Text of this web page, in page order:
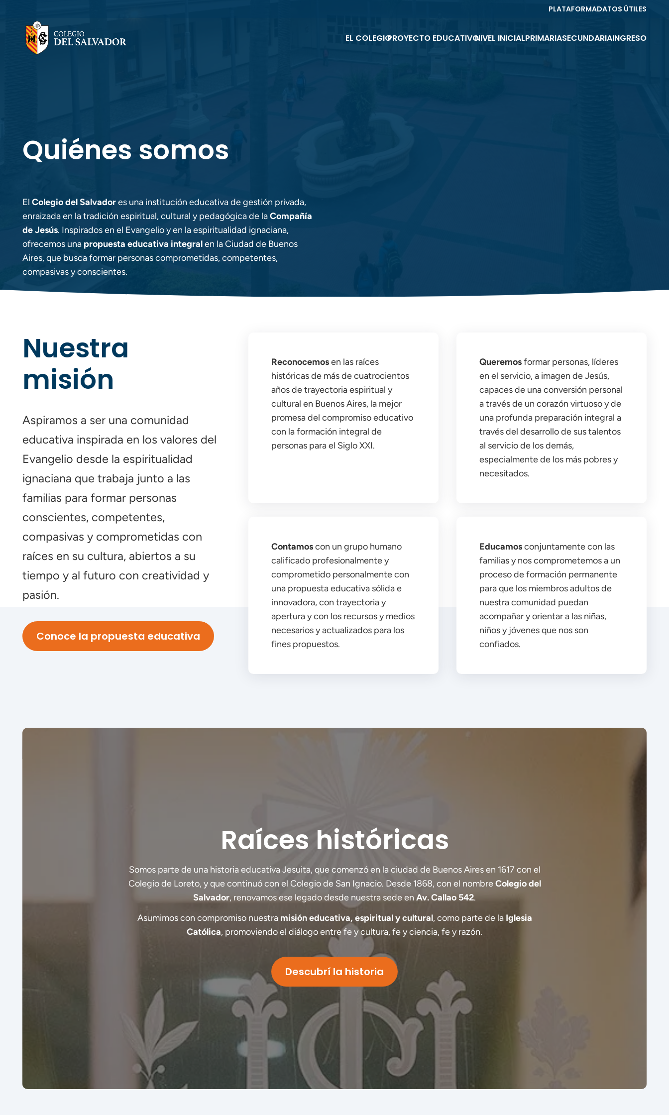
PLATAFORMADATOS ÚTILES
EL COLEGIOPROYECTO EDUCATIVONIVEL INICIALPRIMARIASECUNDARIAINGRESO
Quiénes somos
El Colegio del Salvadores una institución educativa de gestión privada,
enraizada en la tradición espiritual, cultural y pedagógica de laCompañía
de Jesús. Inspirados en el Evangelio y en la espiritualidad ignaciana,
ofrecemos una propuesta educativa integralen la Ciudad de Buenos
Aires, que busca formar personas comprometidas, competentes,
compasivas y conscientes.
Nuestra
misión
Aspiramos a ser una comunidad
educativa inspirada en los valores del
Evangelio desde la espiritualidad
ignaciana que trabaja junto a las
familias para formar personas
conscientes, competentes,
compasivas y comprometidas con
raíces en su cultura, abiertos a su
tiempo y al futuro con creatividad y
pasión.
Conoce la propuesta educativa
Reconocemosen las raíces
históricas de más de cuatrocientos
años de trayectoria espiritual y
cultural en Buenos Aires, la mejor
promesa del compromiso educativo
con la formación integral de
personas para el Siglo XXI.
Queremosformar personas, líderes
en el servicio, a imagen de Jesús,
capaces de una conversión personal
a través de un corazón virtuoso y de
una profunda preparación integral a
través del desarrollo de sus talentos
al servicio de los demás,
especialmente de los más pobres y
necesitados.
Contamoscon un grupo humano
calificado profesionalmente y
comprometido personalmente con
una propuesta educativa sólida e
innovadora, con trayectoria y
apertura y con los recursos y medios
necesarios y actualizados para los
fines propuestos.
Educamosconjuntamente con las
familias y nos comprometemos a un
proceso de formación permanente
para que los miembros adultos de
nuestra comunidad puedan
acompañar y orientar a las niñas,
niños y jóvenes que nos son
confiados.
Raíces históricas
Somos parte de una historia educativa Jesuita, que comenzó en la ciudad de Buenos Aires en 1617 con el
Colegio de Loreto, y que continuó con el Colegio de San Ignacio. Desde 1868, con el nombreColegio del
Salvador, renovamos ese legado desde nuestra sede en Av. Callao 542.
Asumimos con compromiso nuestra misión educativa, espiritual y cultural, como parte de la Iglesia
Católica, promoviendo el diálogo entre fe y cultura, fe y ciencia, fe y razón.
Descubrí la historia